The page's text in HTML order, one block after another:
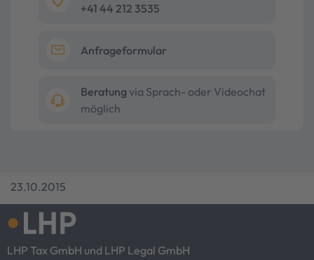
+41 44 212 3535
Anfrageformular
Beratung via Sprach- oder Videochat
möglich
23.10.2015
LHP Tax GmbH und LHP Legal GmbH